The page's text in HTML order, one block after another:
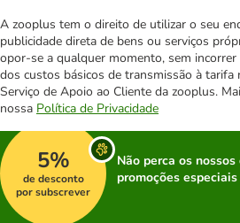
A zooplus tem o direito de utilizar o seu
publicidade direta de bens ou serviços
opor-se a qualquer momento, sem
dos custos básicos de transmissão à tarifa
Serviço de Apoio ao Cliente da zooplus.
nossa Política de Privacidade
5%
de desconto
por subscrever
Não perca os
promoções